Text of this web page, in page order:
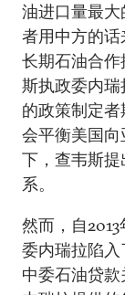
油进口量最
者用中方的话
长期石油合作
斯执政委内
的政策制定
会平衡美国向
下，查韦斯
系。
然而，自
委内瑞拉陷入
中委石油贷